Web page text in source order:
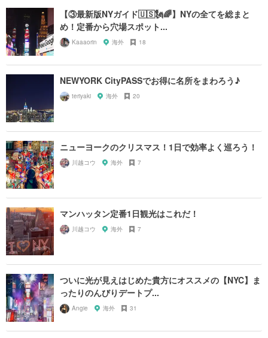
【③最新版NYガイド🇺🇸🗽🌈】NYの全てを総まと
め！定番から穴場スポット...
Kaaaorin 海外 18
NEWYORK CityPASSでお得に名所をまわろう♪
teriyaki 海外 20
ニューヨークのクリスマス！1日で効率よく巡ろう！
川越コウ 海外 7
マンハッタン定番1日観光はこれだ！
川越コウ 海外 7
ついに光が見えはじめた貴方にオススメの【NYC】ま
ったりのんびりデートプ...
Angie 海外 31